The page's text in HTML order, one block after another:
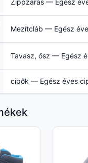
Zippzáras — Egész
Mezítcláb — Egész
Tavasz, ősz — Egész
cipők — Egész éves